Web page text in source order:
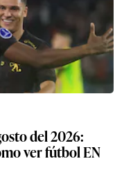
del 2026:
ver fútbol EN